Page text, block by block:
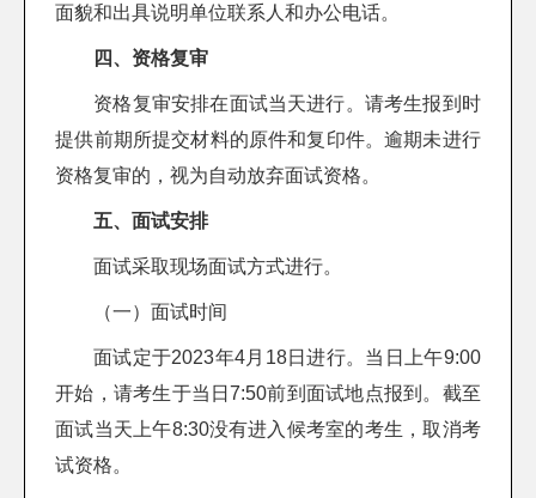
面貌和出具说明单位联系人和办公电话。
四、资格复审
资格复审安排在面试当天进行。请考生报到时
提供前期所提交材料的原件和复印件。逾期未进行
资格复审的，视为自动放弃面试资格。
五、面试安排
面试采取现场面试方式进行。
（一）面试时间
面试定于2023年4月18日进行。当日上午9:00
开始，请考生于当日7:50前到面试地点报到。截至
面试当天上午8:30没有进入候考室的考生，取消考
试资格。